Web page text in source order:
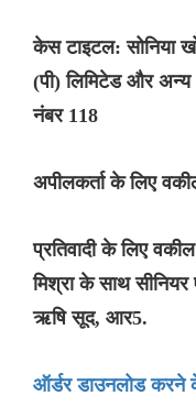
केस टाइटल: सोनिया
(पी) लिमिटेड और
नंबर 118
अपीलकर्ता के लिए
प्रतिवादी के लिए
मिश्रा के साथ
ऋषि सूद, आर5.
ऑर्डर डाउनलोड करने